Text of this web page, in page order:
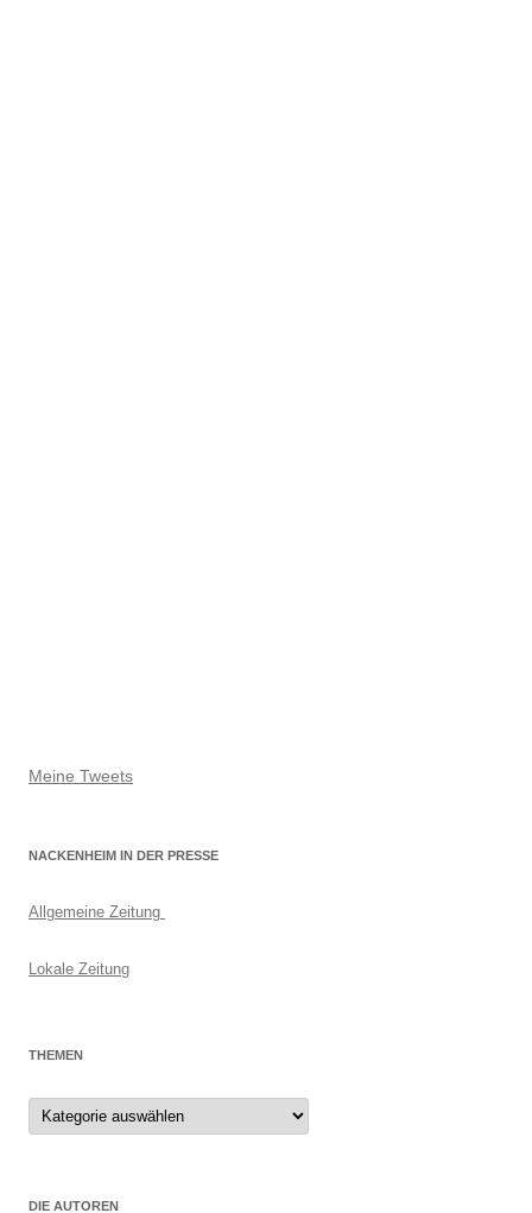
Meine Tweets
NACKENHEIM IN DER PRESSE
Allgemeine Zeitung
Lokale Zeitung
THEMEN
Themen
DIE AUTOREN